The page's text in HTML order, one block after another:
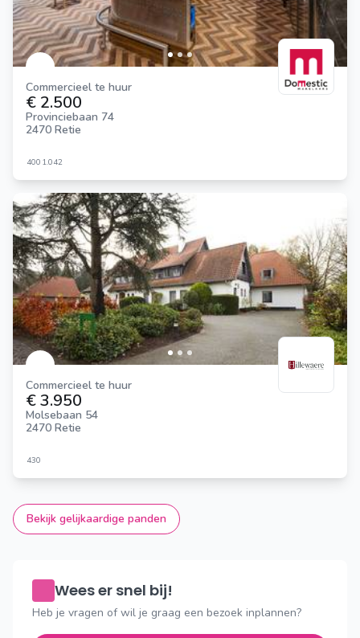
Commercieel te huur
€ 2.500
Provinciebaan 74
2470 Retie
400 1.042
Commercieel te huur
€ 3.950
Molsebaan 54
2470 Retie
430
Bekijk gelijkaardige panden
Wees er snel bij!
Heb je vragen of wil je graag een bezoek inplannen?